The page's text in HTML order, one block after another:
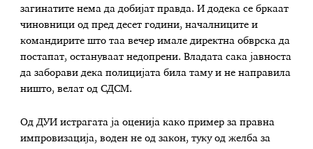
загинатите нема да добијат правда. И додека се бркаат
чиновници од пред десет години, началниците и
командирите што таа вечер имале директна обврска да
постапат, остануваат недопрени. Владата сака јавноста
да заборави дека полицијата била таму и не направила
ништо, велат од СДСМ.
Од ДУИ истрагата ја оценија како пример за правна
импровизација, воден не од закон, туку од желба за